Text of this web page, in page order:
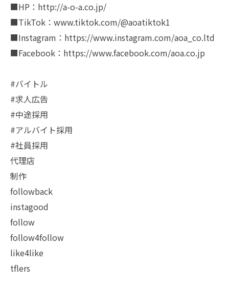
■HP：http://a-o-a.co.jp/
■TikTok：www.tiktok.com/@aoatiktok1
■Instagram：https://www.instagram.com/aoa_co.ltd
■Facebook：https://www.facebook.com/aoa.co.jp
#バイトル
#求人広告
#中途採用
#アルバイト採用
#社員採用
代理店
制作
followback
instagood
follow
follow4follow
like4like
tflers